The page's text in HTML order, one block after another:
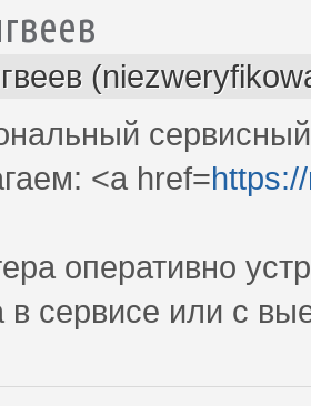
<a href=
оперативно
в сервисе или с